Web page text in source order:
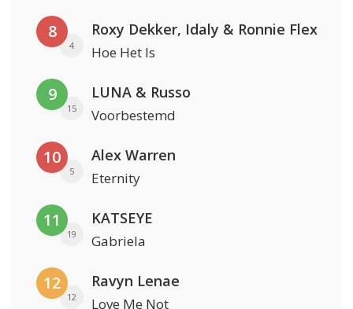
8
4
Roxy Dekker, Idaly & Ronnie Flex
Hoe Het Is
9
15
LUNA & Russo
Voorbestemd
10
5
Alex Warren
Eternity
11
19
KATSEYE
Gabriela
12
12
Ravyn Lenae
Love Me Not